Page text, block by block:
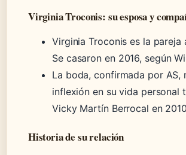
Virginia Troconis: su esposa y
Virginia Troconis es la pareja
Se casaron en 2016, según
La boda, confirmada por AS,
inflexión en su vida personal
Vicky Martín Berrocal en
Historia de su relación